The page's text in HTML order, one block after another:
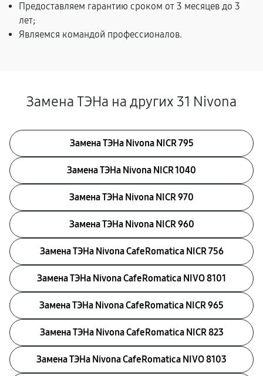
Предоставляем гарантию сроком от 3 месяцев до 3
лет;
Являемся командой профессионалов.
Замена ТЭНа на других 31 Nivona
Замена ТЭНа Nivona NICR 795
Замена ТЭНа Nivona NICR 1040
Замена ТЭНа Nivona NICR 970
Замена ТЭНа Nivona NICR 960
Замена ТЭНа Nivona CafeRomatica NICR 756
Замена ТЭНа Nivona CafeRomatica NIVO 8101
Замена ТЭНа Nivona CafeRomatica NICR 965
Замена ТЭНа Nivona CafeRomatica NICR 823
Замена ТЭНа Nivona CafeRomatica NIVO 8103